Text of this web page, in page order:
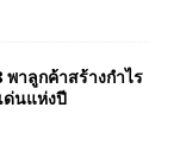
าลูกค้าสร้างกำไร
ด่นแห่งปี